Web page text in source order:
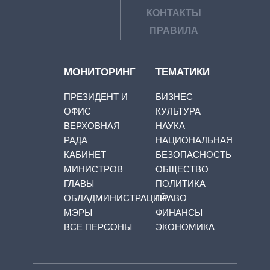
КОНТАКТЫ
ПРАВИЛА
МОНИТОРИНГ
ПРЕЗИДЕНТ И
ОФИС
ВЕРХОВНАЯ
РАДА
КАБИНЕТ
МИНИСТРОВ
ГЛАВЫ
ОБЛАДМИНИСТРАЦИЙ
МЭРЫ
ВСЕ ПЕРСОНЫ
ТЕМАТИКИ
БИЗНЕС
КУЛЬТУРА
НАУКА
НАЦИОНАЛЬНАЯ
БЕЗОПАСНОСТЬ
ОБЩЕСТВО
ПОЛИТИКА
ПРАВО
ФИНАНСЫ
ЭКОНОМИКА